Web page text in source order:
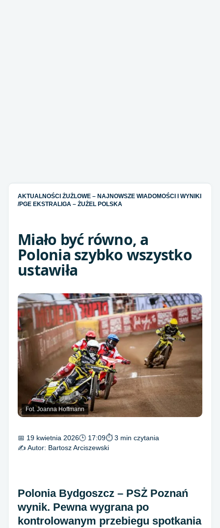
AKTUALNOŚCI ŻUŻLOWE – NAJNOWSZE WIADOMOŚCI I WYNIKI
/PGE EKSTRALIGA – ŻUŻEL POLSKA
Miało być równo, a
Polonia szybko wszystko
ustawiła
Fot. Joanna Hoffmann
📅 19 kwietnia 2026🕒 17:09⏱ 3 min czytania
✍️ Autor: Bartosz Arciszewski
Polonia Bydgoszcz – PSŻ Poznań
wynik. Pewna wygrana po
kontrolowanym przebiegu spotkania